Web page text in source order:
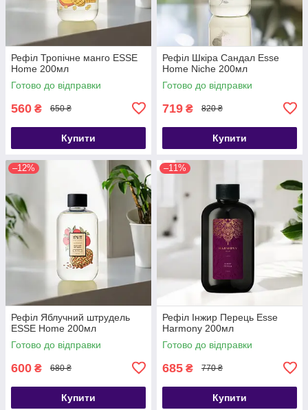
Рефіл Тропічне манго ESSE
Home 200мл
Готово до відправки
560 ₴ 650 ₴
Купити
Рефіл Шкіра Сандал Esse
Home Niche 200мл
Готово до відправки
719 ₴ 820 ₴
Купити
–12%
Рефіл Яблучний штрудель
ESSE Home 200мл
Готово до відправки
600 ₴ 680 ₴
Купити
–11%
Рефіл Інжир Перець Esse
Harmony 200мл
Готово до відправки
685 ₴ 770 ₴
Купити